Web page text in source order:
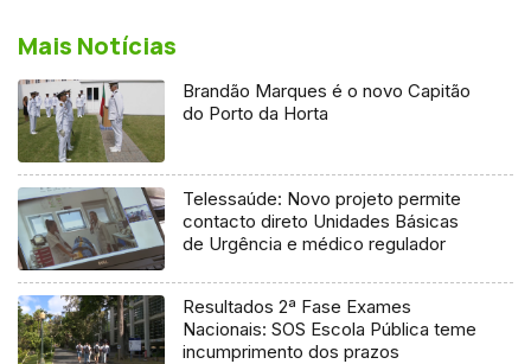
Mais Notícias
Brandão Marques é o novo Capitão
do Porto da Horta
Telessaúde: Novo projeto permite
contacto direto Unidades Básicas
de Urgência e médico regulador
Resultados 2ª Fase Exames
Nacionais: SOS Escola Pública teme
incumprimento dos prazos